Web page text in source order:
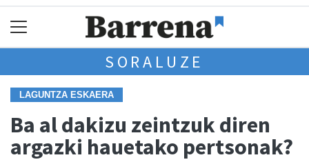
SORALUZE
LAGUNTZA ESKAERA
Ba al dakizu zeintzuk diren
argazki hauetako pertsonak?